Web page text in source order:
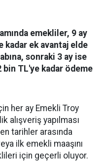
emekliler, 9 ay
kadar ek avantaj elde
sonraki 3 ay ise
bin TL'ye kadar ödeme
her ay Emekli Troy
alışveriş yapılması
tarihler arasında
ilk emekli maaşını
için geçerli oluyor.